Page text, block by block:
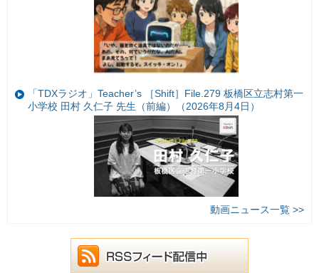
「TDXラジオ」Teacher’s ［Shift］File.279 板橋区立志村第一
小学校 田村 久仁子 先生（前編）（2026年8月4日）
動画ニュース一覧 >>